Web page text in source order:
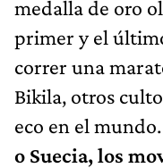
medalla de oro
primer y el
correr una
Bikila, otros
eco en el mundo.
o Suecia, los